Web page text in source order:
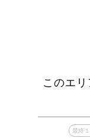
このエ
最終